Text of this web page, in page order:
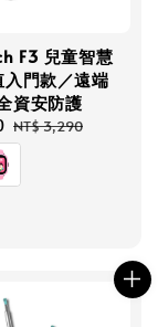
F3 兒童智慧
門款／遠端
資安防護
Regular
price
NT$ 3,290